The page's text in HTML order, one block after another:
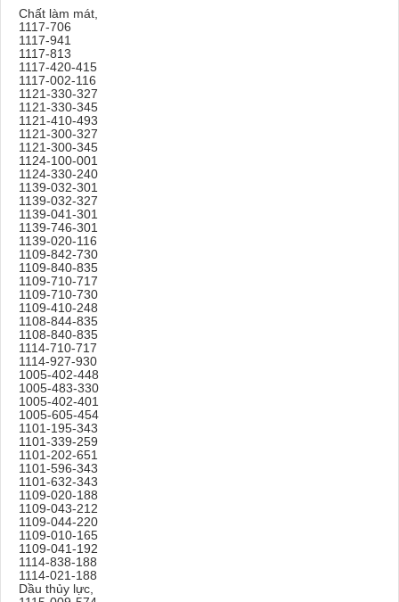
Chất làm mát,
1117-706
1117-941
1117-813
1117-420-415
1117-002-116
1121-330-327
1121-330-345
1121-410-493
1121-300-327
1121-300-345
1124-100-001
1124-330-240
1139-032-301
1139-032-327
1139-041-301
1139-746-301
1139-020-116
1109-842-730
1109-840-835
1109-710-717
1109-710-730
1109-410-248
1108-844-835
1108-840-835
1114-710-717
1114-927-930
1005-402-448
1005-483-330
1005-402-401
1005-605-454
1101-195-343
1101-339-259
1101-202-651
1101-596-343
1101-632-343
1109-020-188
1109-043-212
1109-044-220
1109-010-165
1109-041-192
1114-838-188
1114-021-188
Dầu thủy lực,